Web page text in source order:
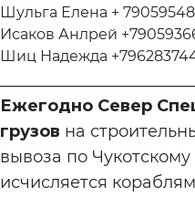
Шульга Елена +
Исаков Анлрей
Шиц Надежда
Ежегодно Север
грузов на
вывоза по
исчисляется